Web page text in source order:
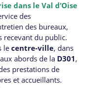
dans le Val d’Oise
des
des bureaux,
recevant du public.
le centre-ville, dans
abords de la D301,
prestations de
et accueillants.